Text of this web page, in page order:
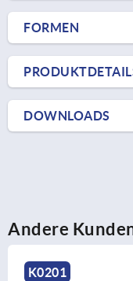
FORMEN
DOWNLOADS
Andere